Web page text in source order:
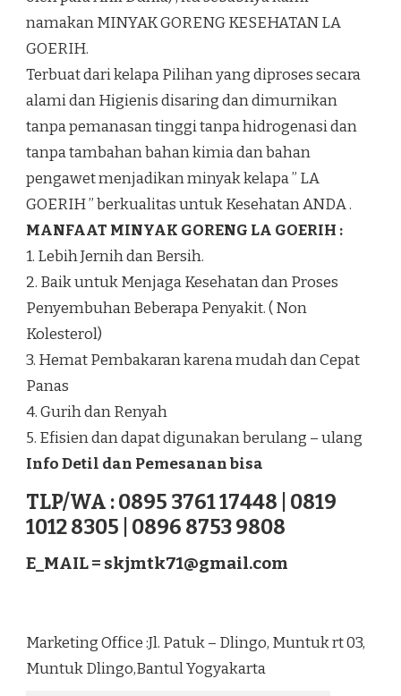
namakan MINYAK GORENG KESEHATAN LA
GOERIH.
Terbuat dari kelapa Pilihan yang diproses secara
alami dan Higienis disaring dan dimurnikan
tanpa pemanasan tinggi tanpa hidrogenasi dan
tanpa tambahan bahan kimia dan bahan
pengawet menjadikan minyak kelapa ” LA
GOERIH ” berkualitas untuk Kesehatan ANDA .
MANFAAT MINYAK GORENG LA GOERIH :
1. Lebih Jernih dan Bersih.
2. Baik untuk Menjaga Kesehatan dan Proses
Penyembuhan Beberapa Penyakit. ( Non
Kolesterol)
3. Hemat Pembakaran karena mudah dan Cepat
Panas
4. Gurih dan Renyah
5. Efisien dan dapat digunakan berulang – ulang
Info Detil dan Pemesanan bisa
TLP/WA : 0895 3761 17448 | 0819
1012 8305 | 0896 8753 9808
E_MAIL = skjmtk71@gmail.com
Marketing Office :Jl. Patuk – Dlingo, Muntuk rt 03,
Muntuk Dlingo,Bantul Yogyakarta